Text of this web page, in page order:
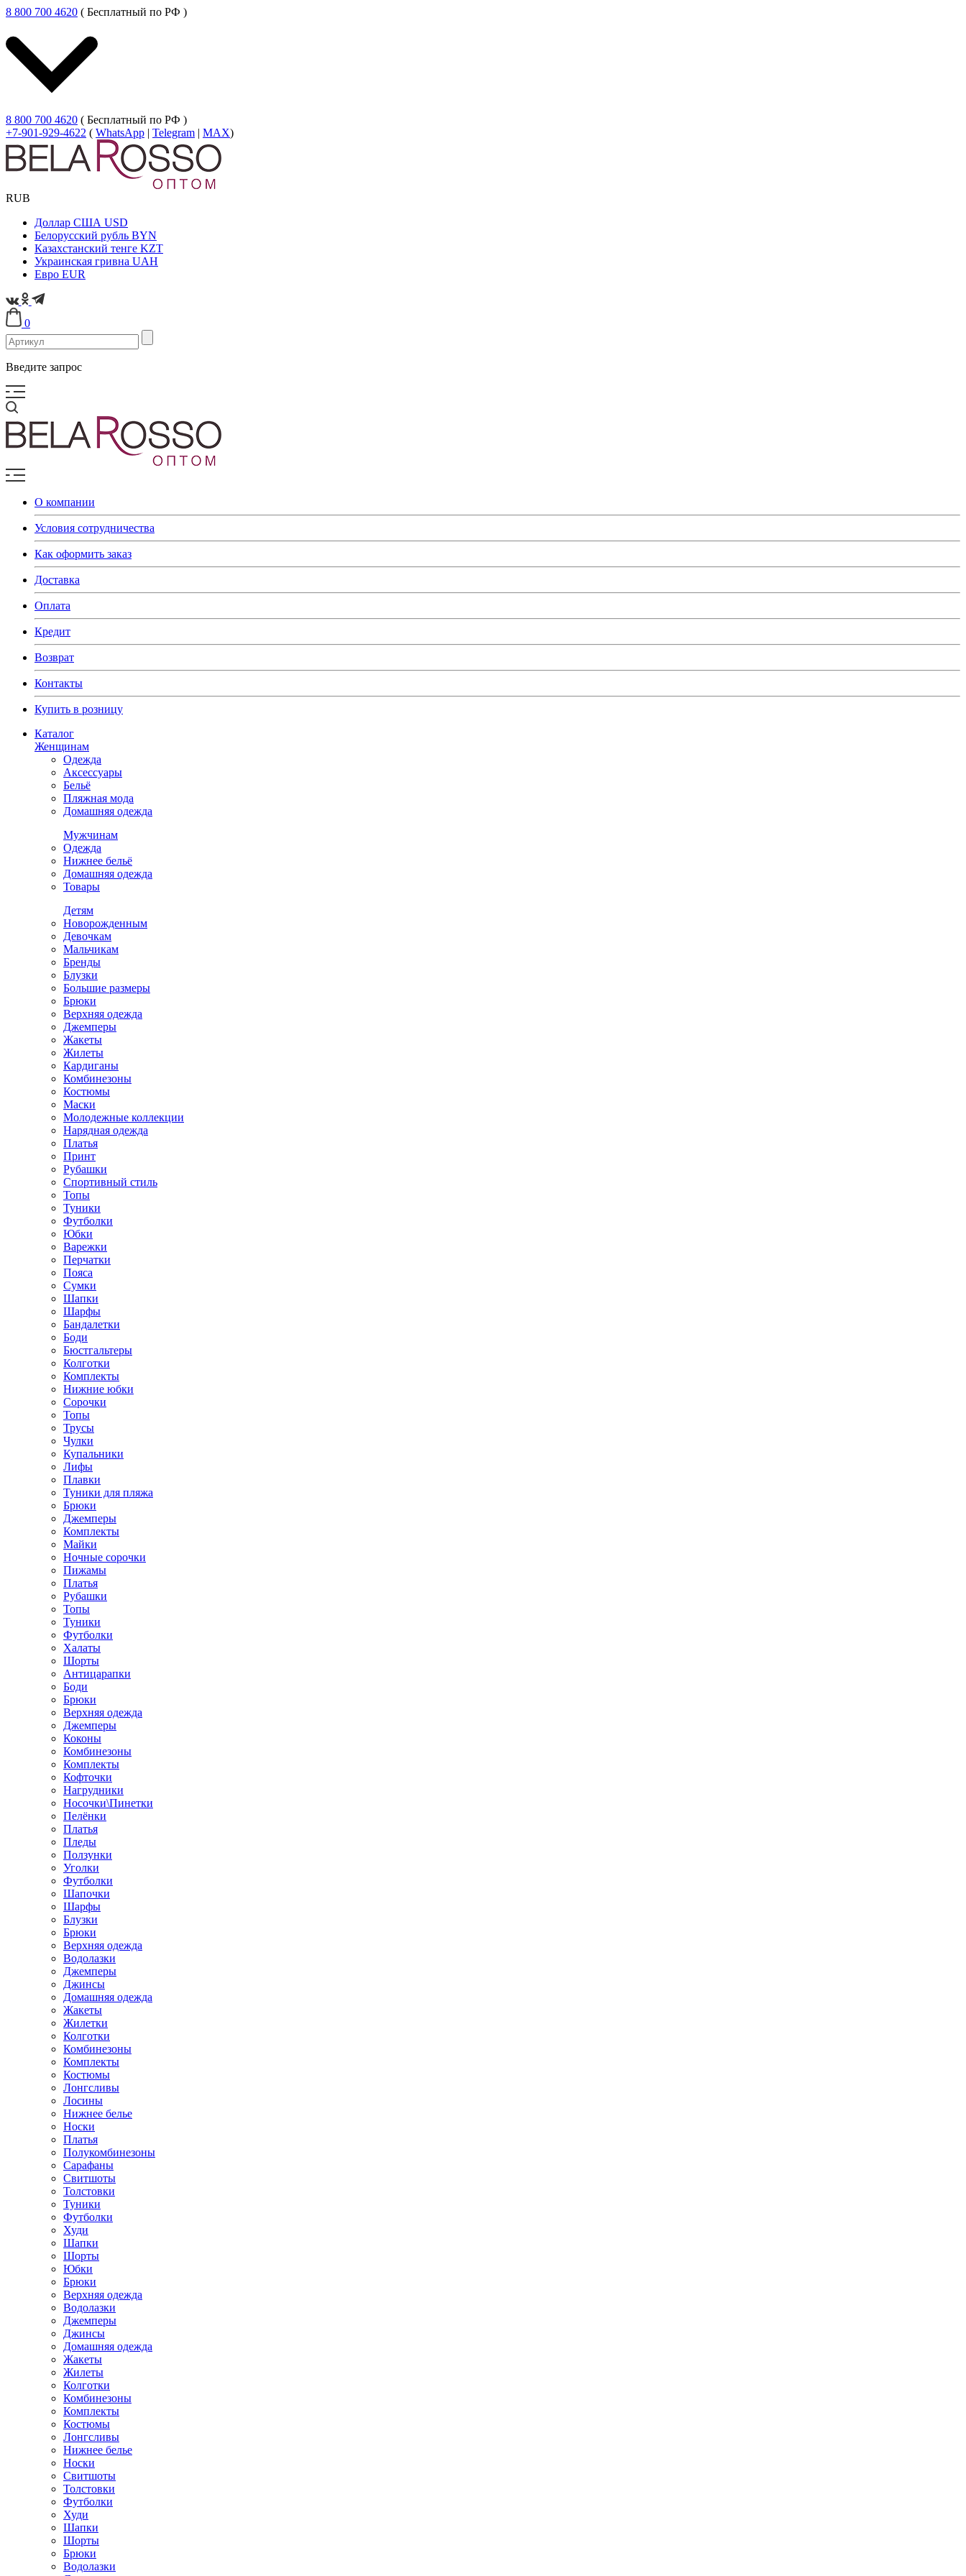
8 800 700 4620 ( Бесплатный по РФ )
8 800 700 4620 ( Бесплатный по РФ )
+7-901-929-4622 ( WhatsApp | Telegram | MAX)
RUB
Доллар США USD
Белорусский рубль BYN
Казахстанский тенге KZT
Украинская гривна UAH
Евро EUR
0
Введите запрос
О компании
Условия сотрудничества
Как оформить заказ
Доставка
Оплата
Кредит
Возврат
Контакты
Купить в розницу
Каталог
Женщинам
Одежда
Аксессуары
Бельё
Пляжная мода
Домашняя одежда
Мужчинам
Одежда
Нижнее бельё
Домашняя одежда
Товары
Детям
Новорожденным
Девочкам
Мальчикам
Бренды
Блузки
Большие размеры
Брюки
Верхняя одежда
Джемперы
Жакеты
Жилеты
Кардиганы
Комбинезоны
Костюмы
Маски
Молодежные коллекции
Нарядная одежда
Платья
Принт
Рубашки
Спортивный стиль
Топы
Туники
Футболки
Юбки
Варежки
Перчатки
Пояса
Сумки
Шапки
Шарфы
Бандалетки
Боди
Бюстгальтеры
Колготки
Комплекты
Нижние юбки
Сорочки
Топы
Трусы
Чулки
Купальники
Лифы
Плавки
Туники для пляжа
Брюки
Джемперы
Комплекты
Майки
Ночные сорочки
Пижамы
Платья
Рубашки
Топы
Туники
Футболки
Халаты
Шорты
Антицарапки
Боди
Брюки
Верхняя одежда
Джемперы
Коконы
Комбинезоны
Комплекты
Кофточки
Нагрудники
Носочки\Пинетки
Пелёнки
Платья
Пледы
Ползунки
Уголки
Футболки
Шапочки
Шарфы
Блузки
Брюки
Верхняя одежда
Водолазки
Джемперы
Джинсы
Домашняя одежда
Жакеты
Жилетки
Колготки
Комбинезоны
Комплекты
Костюмы
Лонгсливы
Лосины
Нижнее белье
Носки
Платья
Полукомбинезоны
Сарафаны
Свитшоты
Толстовки
Туники
Футболки
Худи
Шапки
Шорты
Юбки
Брюки
Верхняя одежда
Водолазки
Джемперы
Джинсы
Домашняя одежда
Жакеты
Жилеты
Колготки
Комбинезоны
Комплекты
Костюмы
Лонгсливы
Нижнее белье
Носки
Свитшоты
Толстовки
Футболки
Худи
Шапки
Шорты
Брюки
Водолазки